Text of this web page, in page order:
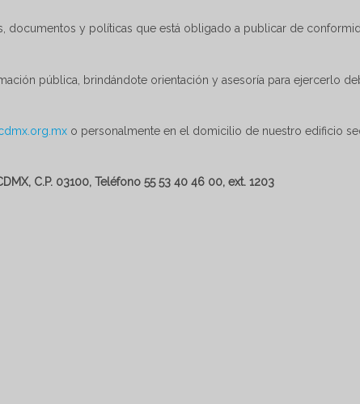
documentos y políticas que está obligado a publicar de
pública, brindándote orientación y asesoría para ejercerlo
o personalmente en el domicilio de nuestro edificio
C.P. 03100, Teléfono 55 53 40 46 00, ext. 1203